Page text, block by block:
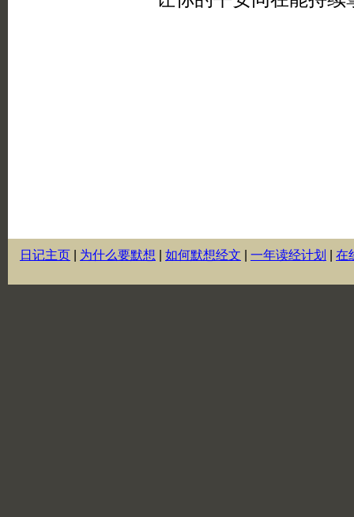
日记主页 为什么要默想 如何默想经文 一年读经计划 在